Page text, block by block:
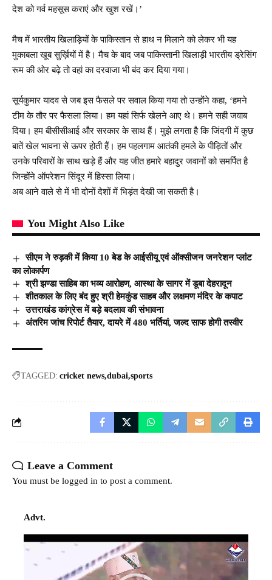
देश को गर्व महसूस कराएं और खुश रखें।’
मैच में भारतीय खिलाड़ियों के पाकिस्तान से हाथ न मिलाने को लेकर भी यह
मुकाबला खूब सुर्ख़ियों में है। मैच के बाद जब पाकिस्तानी खिलाड़ी भारतीय ड्रेसिंग
रूम की ओर बढ़े तो वहां का दरवाजा भी बंद कर दिया गया।
सूर्यकुमार यादव से जब इस फैसले पर सवाल किया गया तो उन्होंने कहा, ‘हमने
टीम के तौर पर फैसला लिया। हम यहां सिर्फ खेलने आए थे। हमने सही जवाब
दिया। हम बीसीसीआई और सरकार के साथ हैं। मुझे लगता है कि जिंदगी में कुछ
बातें खेल भावना से ऊपर होती हैं। हम पहलगाम आतंकी हमले के पीड़ितों और
उनके परिवारों के साथ खड़े हैं और यह जीत हमारे बहादुर जवानों को समर्पित है
जिन्होंने ऑपरेशन सिंदूर में हिस्सा लिया।
अब आने वाले से में भी दोनों देशों में भिड़ंत देखी जा सकती है।
You Might Also Like
सीएम ने रुड़की में किया 10 बेड के आईसीयू एवं ऑक्सीजन जनरेशन प्लांट
का लोकार्पण
श्री झण्डा साहिब का भव्य आरोहण, आस्था के सागर में डूबा देहरादून
शीतकाल के लिए बंद हुए श्री हेमकुंड साहब और लक्षमण मंदिर के कपाट
उत्तराखंड कांग्रेस में बड़े बदलाव की संभावना
अंतरिम जांच रिपोर्ट तैयार, दायरे में 480 भर्तियां, जल्द साफ होगी तस्वीर
TAGGED: cricket news dubai sports
Leave a Comment
You must be logged in to post a comment.
Advt.
Video